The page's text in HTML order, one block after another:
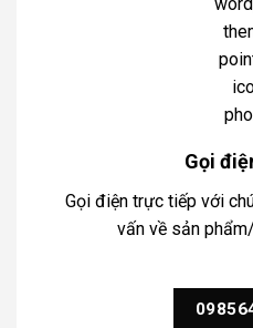
Gọi
Gọi điện trực tiếp với
vấn về sản